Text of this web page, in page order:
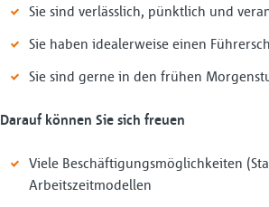
Sie sind verlässlich, pünktlich und
Sie haben idealerweise einen
Sie sind gerne in den frühen
Darauf können Sie sich freuen
Viele Beschäftigungsmöglichkeiten
Arbeitszeitmodellen